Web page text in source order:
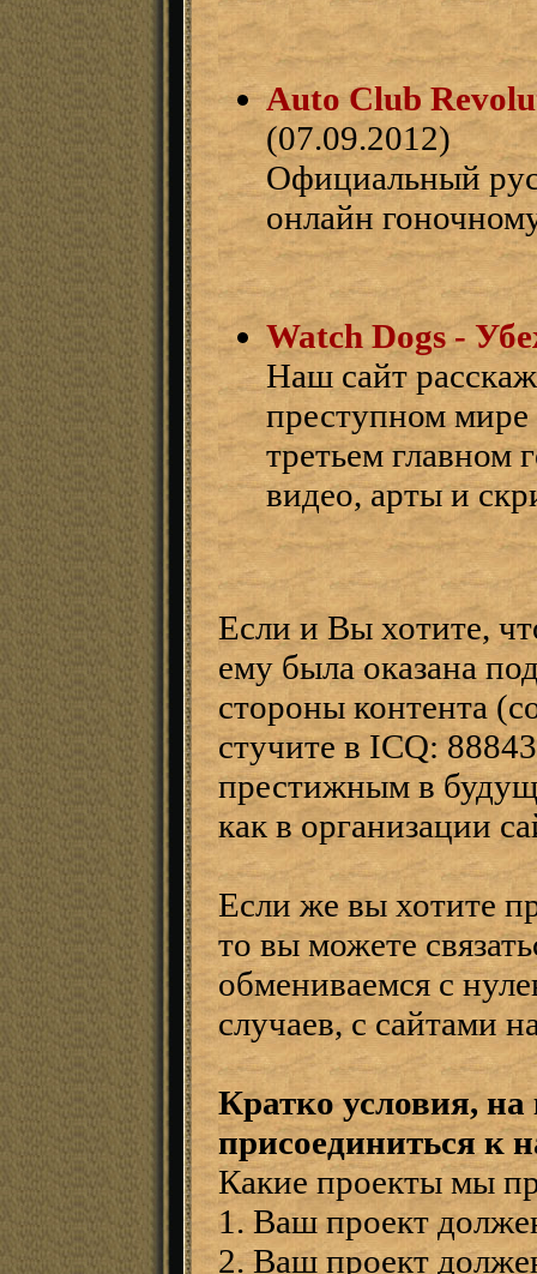
Auto Club
(07.09.2012)
Официальный
онлайн
Watch Dogs -
Наш сайт
преступном мире
третьем главном
видео, арты и
Если и Вы хотите,
ему была оказана
стороны контента
стучите в ICQ:
престижным в
как в организации
Если же вы хотите
то вы можете
обмениваемся с
случаев, с сайтами
Кратко условия,
присоединиться к
Какие проекты мы
1. Ваш проект
2. Ваш проект